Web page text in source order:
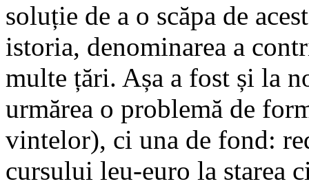
soluție de a o scăpa de
is­to­ria, denominarea a
multe țări. Așa a fost și la
ur­mărea o problemă de
vintelor), ci una de fond:
cursului leu-euro la starea